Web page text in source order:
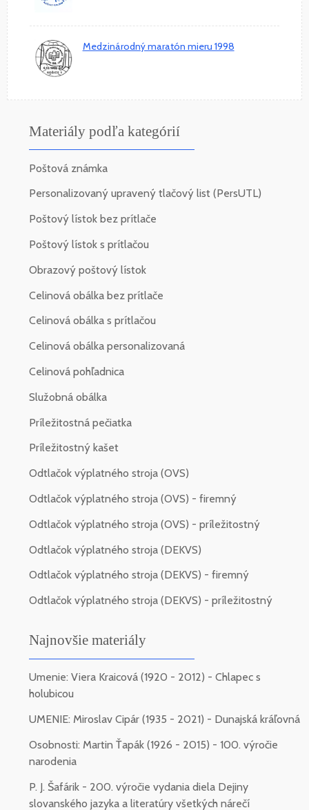
Medzinárodný maratón mieru 1998
Materiály podľa kategórií
Poštová známka
Personalizovaný upravený tlačový list (PersUTL)
Poštový lístok bez prítlače
Poštový lístok s prítlačou
Obrazový poštový lístok
Celinová obálka bez prítlače
Celinová obálka s prítlačou
Celinová obálka personalizovaná
Celinová pohľadnica
Služobná obálka
Príležitostná pečiatka
Príležitostný kašet
Odtlačok výplatného stroja (OVS)
Odtlačok výplatného stroja (OVS) - firemný
Odtlačok výplatného stroja (OVS) - príležitostný
Odtlačok výplatného stroja (DEKVS)
Odtlačok výplatného stroja (DEKVS) - firemný
Odtlačok výplatného stroja (DEKVS) - príležitostný
Najnovšie materiály
Umenie: Viera Kraicová (1920 - 2012) - Chlapec s
holubicou
UMENIE: Miroslav Cipár (1935 - 2021) - Dunajská kráľovná
Osobnosti: Martin Ťapák (1926 - 2015) - 100. výročie
narodenia
P. J. Šafárik - 200. výročie vydania diela Dejiny
slovanského jazyka a literatúry všetkých nárečí